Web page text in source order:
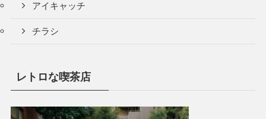
アイキャッチ
チラシ
レトロな喫茶店